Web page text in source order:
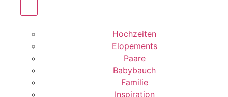
Hochzeiten
Elopements
Paare
Babybauch
Familie
Inspiration